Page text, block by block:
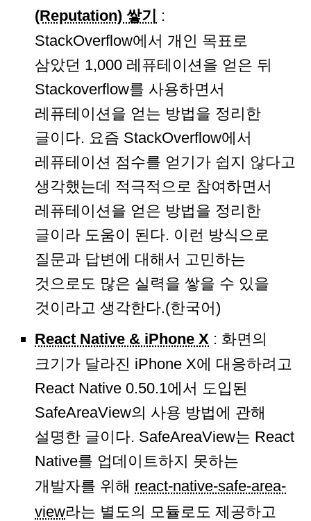
(Reputation) 쌓기
:
StackOverflow에서 개인 목표로
삼았던 1,000 레퓨테이션을 얻은 뒤
Stackoverflow를 사용하면서
레퓨테이션을 얻는 방법을 정리한
글이다. 요즘 StackOverflow에서
레퓨테이션 점수를 얻기가 쉽지 않다고
생각했는데 적극적으로 참여하면서
레퓨테이션을 얻은 방법을 정리한
글이라 도움이 된다. 이런 방식으로
질문과 답변에 대해서 고민하는
것으로도 많은 실력을 쌓을 수 있을
것이라고 생각한다.(한국어)
React Native & iPhone X : 화면의
크기가 달라진 iPhone X에 대응하려고
React Native 0.50.1에서 도입된
SafeAreaView의 사용 방법에 관해
설명한 글이다. SafeAreaView는 React
Native를 업데이트하지 못하는
개발자를 위해 react-native-safe-area-
view라는 별도의 모듈로도 제공하고